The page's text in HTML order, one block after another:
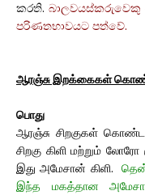
කරති. බාලවයස්කරුවෙකු
පරිණතභාවයට පත්වේ.
ஆரஞ்சு இறக்கைகள்
பொது
ஆரஞ்சு சிறகுகள் கொண்ட
சிறகு கிளி மற்றும் லோரோ
இது அமேசான் கிளி.
இந்த மகத்தான